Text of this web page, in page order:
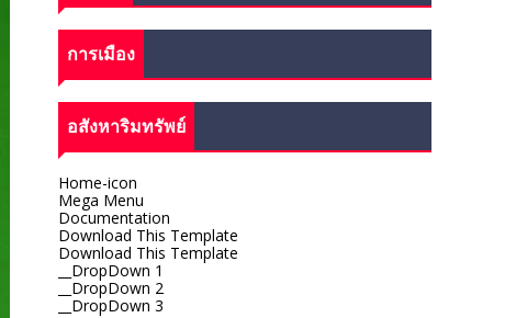
การเมือง
อสังหาริมทรัพย์
Home-icon
Mega Menu
Documentation
Download This Template
Download This Template
__DropDown 1
__DropDown 2
__DropDown 3